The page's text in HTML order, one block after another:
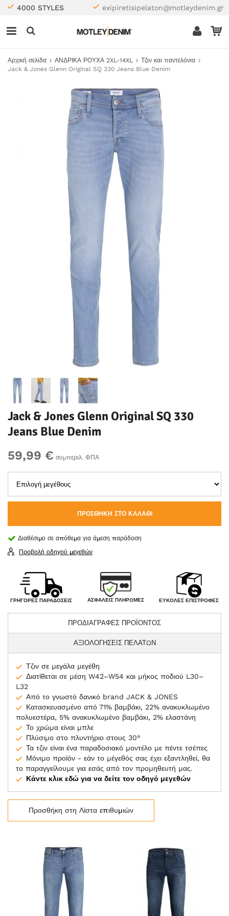
4000 STYLES exipiretisipelaton@motleydenim.gr
Αρχική σελίδα ΑΝΔΡΙΚΑ ΡΟΥΧΑ 2XL-14XL
Τζιν και παντελόνια
Jack & Jones Glenn Original SQ 330 Jeans Blue Denim
Jack & Jones Glenn Original SQ 330
Jeans Blue Denim
59,99 € συμπεριλ. ΦΠΑ
ΠΡΟΣΘΉΚΗ ΣΤΟ ΚΑΛΆΘΙ
Διαθέσιμο σε απόθεμα για άμεση παράδοση
Προβολή οδηγού μεγεθών
ΓΡΉΓΟΡΕΣ ΠΑΡΑΔΌΣΕΙΣ ΑΣΦΑΛΕΊΣ ΠΛΗΡΩΜΈΣ ΕΎΚΟΛΕΣ ΕΠΙΣΤΡΟΦΈΣ
ΠΡΟΔΙΑΓΡΑΦΕΣ ΠΡΟΪΟΝΤΟΣ
ΑΞΙΟΛΟΓΗΣΕΙΣ ΠΕΛΑΤΩΝ
Τζιν σε μεγάλα μεγέθη
Διατίθεται σε μέση W42–W54 και μήκος ποδιού L30–
L32
Από το γνωστό δανικό brand JACK & JONES
Κατασκευασμένο από 71% βαμβάκι, 22% ανακυκλωμένο
πολυεστέρα, 5% ανακυκλωμένο βαμβάκι, 2% ελαστάνη
Το χρώμα είναι μπλε
Πλύσιμο στο πλυντήριο στους 30°
Τα τζιν είναι ένα παραδοσιακό μοντέλο με πέντε τσέπες
Μόνιμο προϊόν - εάν το μέγεθός σας έχει εξαντληθεί, θα
το παραγγείλουμε για εσάς από τον προμηθευτή μας.
Κάντε κλικ εδώ για να δείτε τον οδηγό μεγεθών
Προσθήκη στη Λίστα επιθυμιών